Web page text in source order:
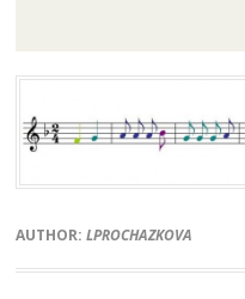
Skip
to
content
AUTHOR: LPROCHAZKOVA